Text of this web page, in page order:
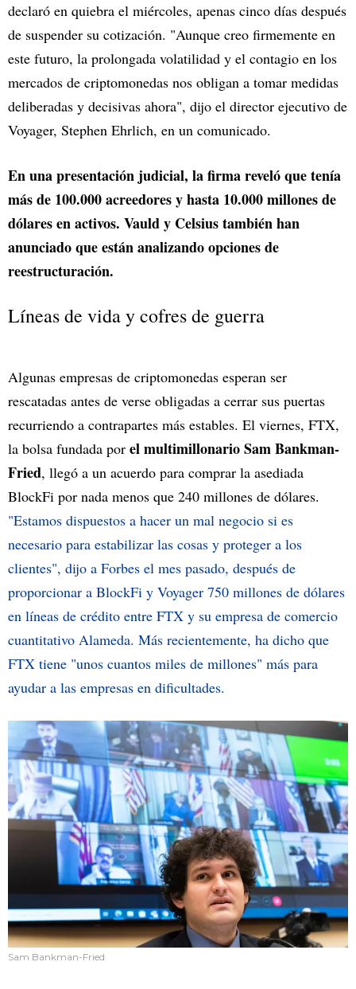
declaró en quiebra el miércoles, apenas cinco días después
de suspender su cotización. "Aunque creo firmemente en
este futuro, la prolongada volatilidad y el contagio en los
mercados de criptomonedas nos obligan a tomar medidas
deliberadas y decisivas ahora", dijo el director ejecutivo de
Voyager, Stephen Ehrlich, en un comunicado.
En una presentación judicial, la firma reveló que tenía
más de 100.000 acreedores y hasta 10.000 millones de
dólares en activos. Vauld y Celsius también han
anunciado que están analizando opciones de
reestructuración.
Líneas de vida y cofres de guerra
Algunas empresas de criptomonedas esperan ser
rescatadas antes de verse obligadas a cerrar sus puertas
recurriendo a contrapartes más estables. El viernes, FTX,
la bolsa fundada por el multimillonario Sam Bankman-
Fried, llegó a un acuerdo para comprar la asediada
BlockFi por nada menos que 240 millones de dólares.
"Estamos dispuestos a hacer un mal negocio si es
necesario para estabilizar las cosas y proteger a los
clientes", dijo a Forbes el mes pasado, después de
proporcionar a BlockFi y Voyager 750 millones de dólares
en líneas de crédito entre FTX y su empresa de comercio
cuantitativo Alameda. Más recientemente, ha dicho que
FTX tiene "unos cuantos miles de millones" más para
ayudar a las empresas en dificultades.
Sam Bankman-Fried